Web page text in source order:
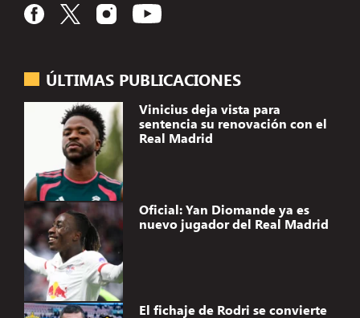
ÚLTIMAS PUBLICACIONES
Vinicius deja vista para
sentencia su renovación con el
Real Madrid
Oficial: Yan Diomande ya es
nuevo jugador del Real Madrid
El fichaje de Rodri se convierte